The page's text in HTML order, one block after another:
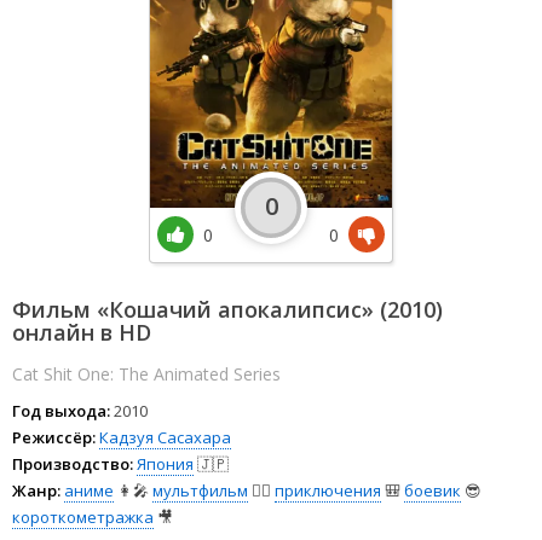
Фильм «Кошачий апокалипсис» (2010)
онлайн в HD
Cat Shit One: The Animated Series
Год выхода:2010
Режиссёр:Кадзуя Сасахара
Производство:Япония 🇯🇵
Жанр: аниме 👩‍🎤 мультфильм 🧚‍♀️ приключения 🎒боевик 😎
короткометражка 🎥
0
0
0